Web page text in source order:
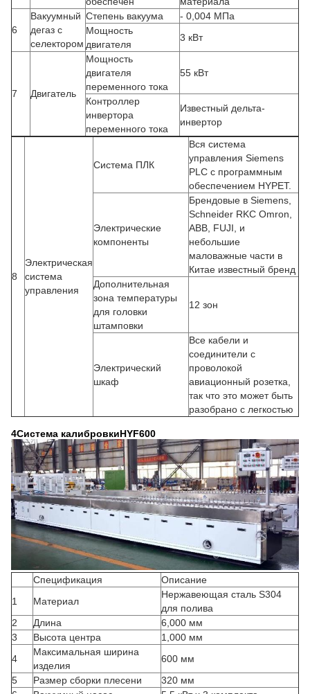
6
Вакуумный
дегаз с
селектором
Степень вакуума
- 0,004 МПа
Мощность
двигателя
3 кВт
7 Двигатель
Мощность
двигателя
переменного тока
55 кВт
Контроллер
инвертора
переменного тока
Известный дельта-
инвертор
8
Электрическая
система
управления
Система ПЛК
Вся система
управления Siemens
PLC с программным
обеспечением HYPET.
Электрические
компоненты
Брендовые в Siemens,
Schneider RKC Omron,
ABB, FUJI, и
небольшие
маловажные части в
Китае известный бренд
Дополнительная
зона температуры
для головки
штамповки
12 зон
Электрический
шкаф
Все кабели и
соединители с
проволокой
авиационный розетка,
так что это может быть
разобрано с легкостью
4Система калибровкиHYF600
Спецификация
Описание
1
Материал
Нержавеющая сталь S304
для полива
2
Длина
6,000 мм
3
Высота центра
1,000 мм
4
Максимальная ширина
изделия
600 мм
5
Размер сборки плесени
320 мм